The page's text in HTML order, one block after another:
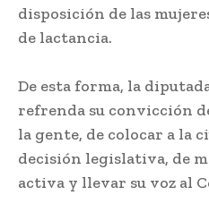
disposición de las
de lactancia.
De esta forma, la
refrenda su convicción
la gente, de colocar a la
decisión legislativa, de
activa y llevar su voz al